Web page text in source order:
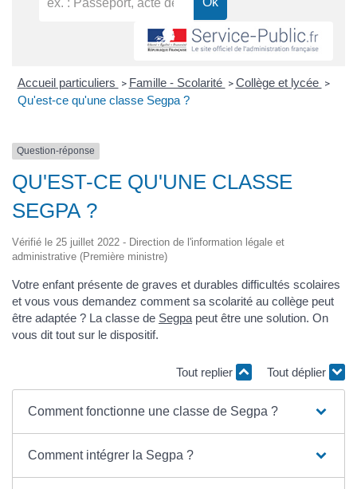
Accueil particuliers > Famille - Scolarité > Collège et lycée >
Qu'est-ce qu'une classe Segpa ?
Question-réponse
QU'EST-CE QU'UNE CLASSE
SEGPA ?
Vérifié le 25 juillet 2022 - Direction de l'information légale et
administrative (Première ministre)
Votre enfant présente de graves et durables difficultés scolaires
et vous vous demandez comment sa scolarité au collège peut
être adaptée ? La classe de Segpa peut être une solution. On
vous dit tout sur le dispositif.
Tout replier Tout déplier
Comment fonctionne une classe de Segpa ?
Comment intégrer la Segpa ?